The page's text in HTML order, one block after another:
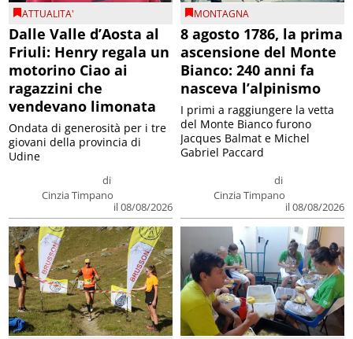
ATTUALITA'
Dalle Valle d’Aosta al
Friuli: Henry regala un
motorino Ciao ai
ragazzini che
vendevano limonata
di
Cinzia Timpano
il 08/08/2026
Ondata di generosità per i tre
giovani della provincia di
Udine
MONTAGNA
8 agosto 1786, la prima
ascensione del Monte
Bianco: 240 anni fa
nasceva l’alpinismo
di
Cinzia Timpano
il 08/08/2026
I primi a raggiungere la vetta
del Monte Bianco furono
Jacques Balmat e Michel
Gabriel Paccard